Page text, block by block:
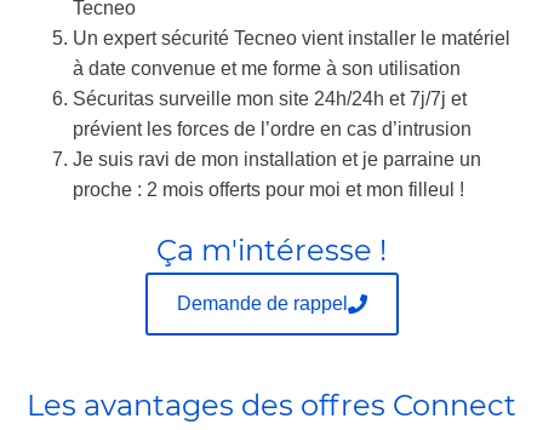
Tecneo
Un expert sécurité Tecneo vient installer le matériel
à date convenue et me forme à son utilisation
Sécuritas surveille mon site 24h/24h et 7j/7j et
prévient les forces de l’ordre en cas d’intrusion
Je suis ravi de mon installation et je parraine un
proche : 2 mois offerts pour moi et mon filleul !
Ça m'intéresse !
Demande de rappel
Les avantages des offres Connect